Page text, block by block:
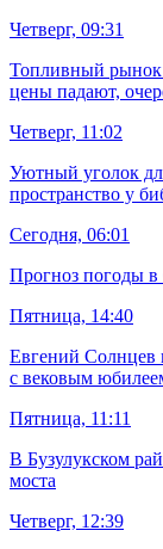
Четверг, 09:31
Топливный рынок
цены падают,
Четверг, 11:02
Уютный уголок
пространство у
Сегодня, 06:01
Прогноз погоды в
Пятница, 14:40
Евгений Солнцев
с вековым
Пятница, 11:11
В Бузулукском
моста
Четверг, 12:39